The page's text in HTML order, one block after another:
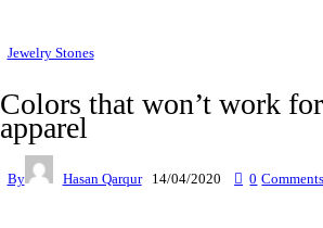
Jewelry Stones
Colors that won’t work
apparel
By Hasan Qarqur 14/04/2020 0 Comments